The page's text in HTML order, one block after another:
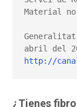
Material
http://
¿Tienes